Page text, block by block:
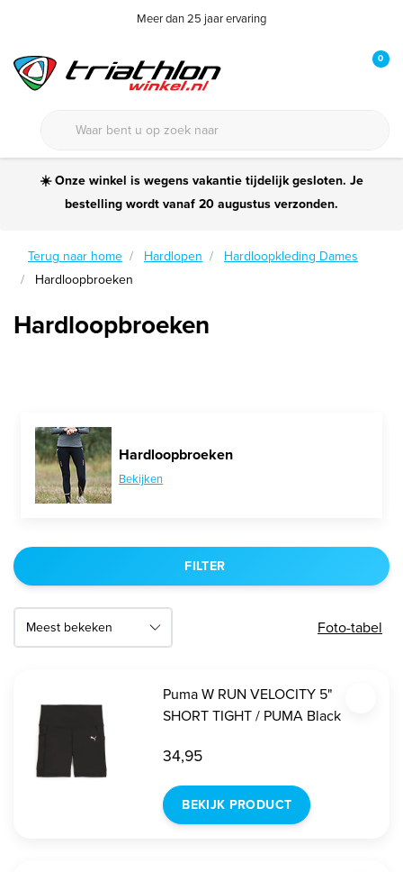
Meer dan 25 jaar ervaring
0
☀️ Onze winkel is wegens vakantie tijdelijk gesloten. Je
bestelling wordt vanaf 20 augustus verzonden.
Terug naar home Hardlopen
Hardloopkleding Dames
Hardloopbroeken
Hardloopbroeken
Hardloopbroeken
Bekijken
FILTER
Foto-tabel
Puma W RUN VELOCITY 5"
SHORT TIGHT / PUMA Black
34,95
BEKIJK PRODUCT